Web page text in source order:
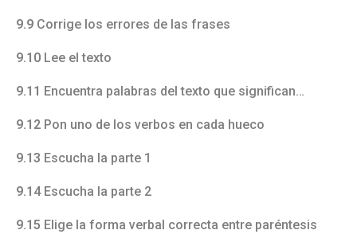
9.9 Corrige los errores de las frases
9.10 Lee el texto
9.11 Encuentra palabras del texto que significan…
9.12 Pon uno de los verbos en cada hueco
9.13 Escucha la parte 1
9.14Escucha la parte 2
9.15 Elige la forma verbal correcta entre paréntesis